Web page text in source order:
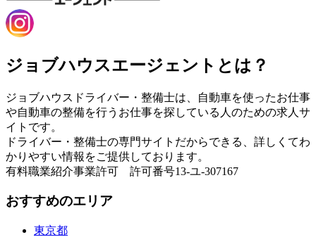
ジョブハウスエージェントとは？
ジョブハウスドライバー・整備士は、自動車を使ったお仕事
や自動車の整備を行うお仕事を探している人のための求人サ
イトです。
ドライバー・整備士の専門サイトだからできる、詳しくてわ
かりやすい情報をご提供しております。
有料職業紹介事業許可 許可番号13-ユ-307167
おすすめのエリア
東京都